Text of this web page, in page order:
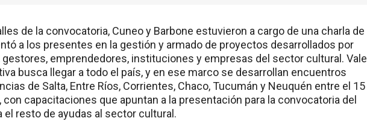
de la convocatoria, Cuneo y Barbone estuvieron a cargo de una charla de
a los presentes en la gestión y armado de proyectos desarrollados por
emprendedores, instituciones y empresas del sector cultural. Vale
busca llegar a todo el país, y en ese marco se desarrollan encuentros
de Salta, Entre Ríos, Corrientes, Chaco, Tucumán y Neuquén entre el 15
con capacitaciones que apuntan a la presentación para la convocatoria del
el resto de ayudas al sector cultural.